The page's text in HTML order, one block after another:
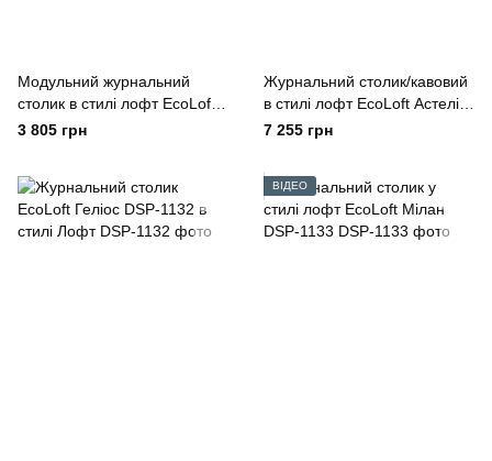
Модульний журнальний
столик в стилі лофт EcoLoft
Duet DSP-1106
3 805 грн
Журнальний столик/кавовий
в стилі лофт EcoLoft Астелія
DSP-1053
7 255 грн
ВІДЕО